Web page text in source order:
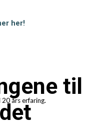
års erfaring.
her!
til